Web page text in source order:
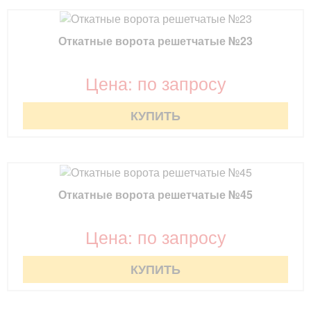
Откатные ворота решетчатые №23
Цена: по запросу
КУПИТЬ
Откатные ворота решетчатые №45
Цена: по запросу
КУПИТЬ